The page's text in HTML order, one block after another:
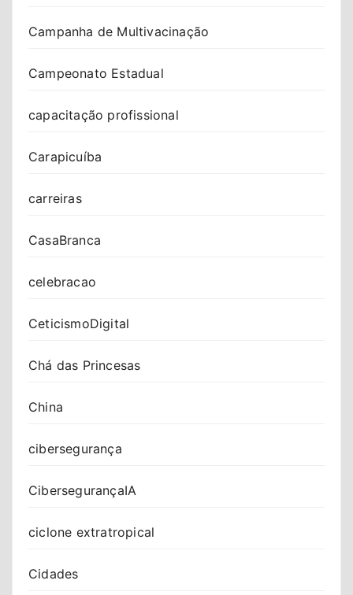
Campanha de Multivacinação
Campeonato Estadual
capacitação profissional
Carapicuíba
carreiras
CasaBranca
celebracao
CeticismoDigital
Chá das Princesas
China
cibersegurança
CibersegurançaIA
ciclone extratropical
Cidades